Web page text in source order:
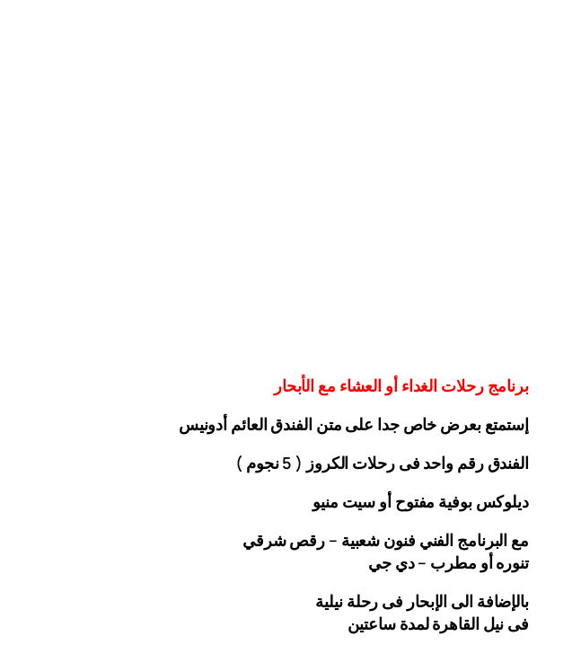
برنامج رحلات الغداء أو العشاء مع الأبحار
إستمتع بعرض خاص جدا على متن الفندق العائم أدونيس
الفندق رقم واحد فى رحلات الكروز ( 5 نجوم )
ديلوكس بوفية مفتوح أو سيت منيو
مع البرنامج الفني فنون شعبية – رقص شرقي
تنوره أو مطرب – دي جي
بالإضافة الى الإبحار فى رحلة نيلية
فى نيل القاهرة لمدة ساعتين